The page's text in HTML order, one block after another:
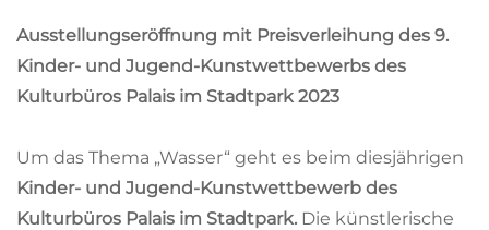
Ausstellungseröffnung mit Preisverleihung des 9.
Kinder- und Jugend-Kunstwettbewerbs des
Kulturbüros Palais im Stadtpark 2023
Um das Thema „Wasser“ geht es beim diesjährigen
Kinder- und Jugend-Kunstwettbewerb des
Kulturbüros Palais im Stadtpark. Die künstlerische